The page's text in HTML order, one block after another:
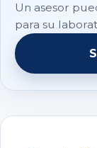
Un asesor
para su